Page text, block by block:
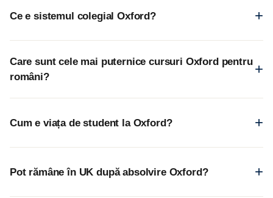
Ce e sistemul colegial Oxford?
Care sunt cele mai puternice cursuri Oxford pentru
români?
Cum e viața de student la Oxford?
Pot rămâne în UK după absolvire Oxford?